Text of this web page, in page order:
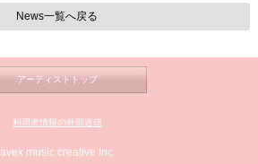
News一覧へ戻る
アーティストトップ
利用者情報の外部送信
avex music creative Inc.